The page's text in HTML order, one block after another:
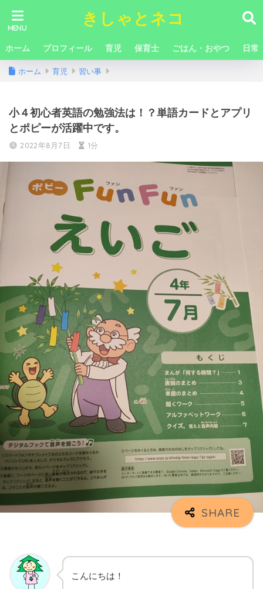
きしゃとネコ
ホーム プロフィール 育児 保育士 ごはん・おやつ 日常
ホーム 育児 習い事
小４初心者英語の勉強法は！？単語カードとアプリ
とポピーが活躍中です。
2022年8月7日 1分
こんにちは！